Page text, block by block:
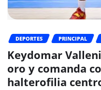
DEPORTES PRINCIPAL
Keydomar
oro y comanda
halterofilia